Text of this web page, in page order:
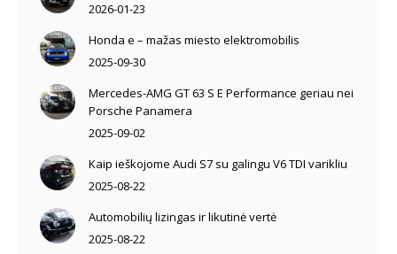
2026-01-23
Honda e – mažas miesto elektromobilis
2025-09-30
Mercedes-AMG GT 63 S E Performance geriau nei
Porsche Panamera
2025-09-02
Kaip ieškojome Audi S7 su galingu V6 TDI varikliu
2025-08-22
Automobilių lizingas ir likutinė vertė
2025-08-22